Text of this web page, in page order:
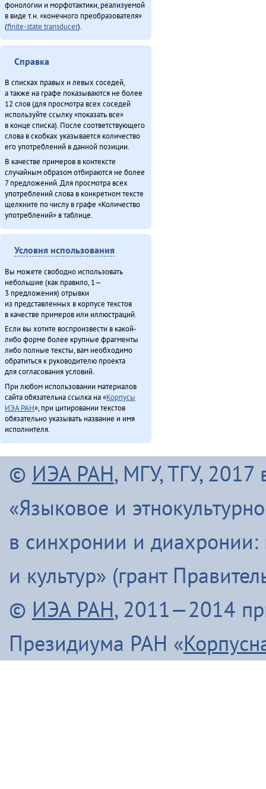
фонологии и морфотактики, реализуемой
в виде т.н. «конечного преобразователя»
(finite-state transducer).
Справка
В списках правых и левых соседей,
а также на графе показываются не более
12 слов (для просмотра всех соседей
используйте ссылку «показать все»
в конце списка). После соответствующего
слова в скобках указывается количество
его употреблений в данной позиции.
В качестве примеров в контексте
случайным образом отбираются не более
7 предложений. Для просмотра всех
употреблений слова в конкретном тексте
щелкните по числу в графе «Количество
употреблений» в таблице.
Условия использования
Вы можете свободно использовать
небольшие (как правило, 1—
3 предложения) отрывки
из представленных в корпусе текстов
в качестве примеров или иллюстраций.
Если вы хотите воспроизвести в какой-
либо форме более крупные фрагменты
либо полные тексты, вам необходимо
обратиться к руководителю проекта
для согласования условий.
При любом использовании материалов
сайта обязательна ссылка на «Корпусы
ИЭА РАН», при цитировании текстов
обязательно указывать название и имя
исполнителя.
© ИЭА РАН, МГУ, ТГУ, 2017
«Языковое и
в синхронии и диахронии:
и культур» (грант
© ИЭА РАН, 2011—2014
Президиума РАН «